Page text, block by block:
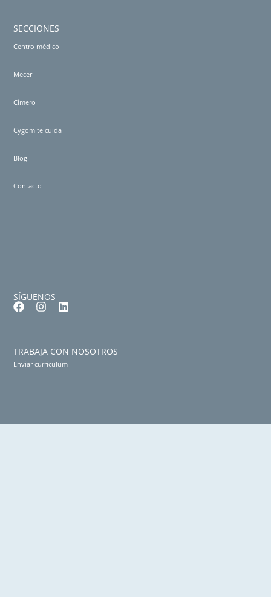
SECCIONES
Centro médico
Mecer
Címero
Cygom te cuida
Blog
Contacto
SÍGUENOS
TRABAJA CON NOSOTROS
Enviar curriculum